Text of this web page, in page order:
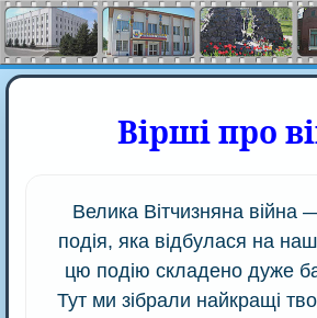
Вірші про
Велика Вітчизняна війна
подія, яка відбулася на
цю подію складено дуже
Тут ми зібрали найкращі